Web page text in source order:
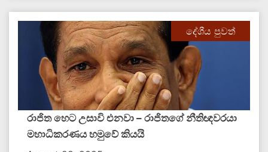
දේශීය පුවත්
රාජිත හෙට උසාවි එනවා – රාජිතගේ නීතිඥවරයා
මහාධිකරණය හමුවේ කියයි